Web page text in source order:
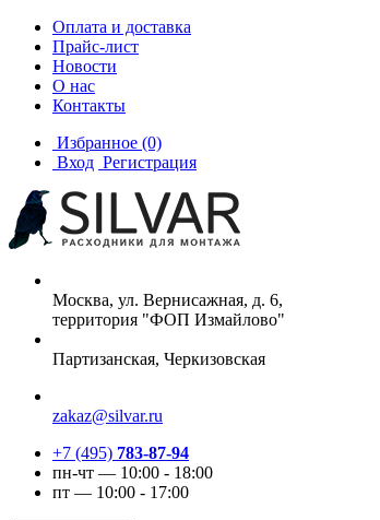
Оплата и доставка
Прайс-лист
Новости
О нас
Контакты
Избранное (0)
Вход Регистрация
Москва, ул. Вернисажная, д. 6,
территория "ФОП Измайлово"
Партизанская, Черкизовская
zakaz@silvar.ru
+7 (495) 783-87-94
пн-чт — 10:00 - 18:00
пт — 10:00 - 17:00